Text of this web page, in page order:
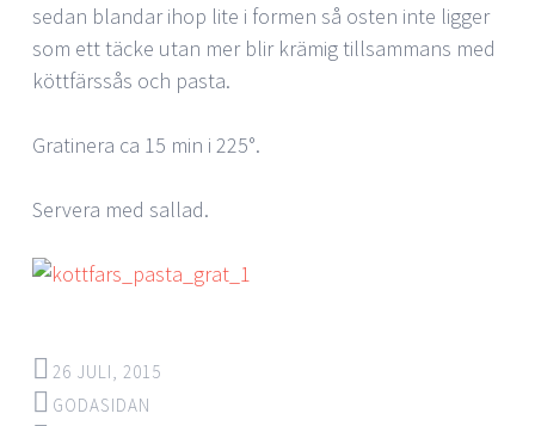
sedan blandar ihop lite i formen så osten inte ligger
som ett täcke utan mer blir krämig tillsammans med
köttfärssås och pasta.
Gratinera ca 15 min i 225°.
Servera med sallad.
26 JULI, 2015
GODASIDAN